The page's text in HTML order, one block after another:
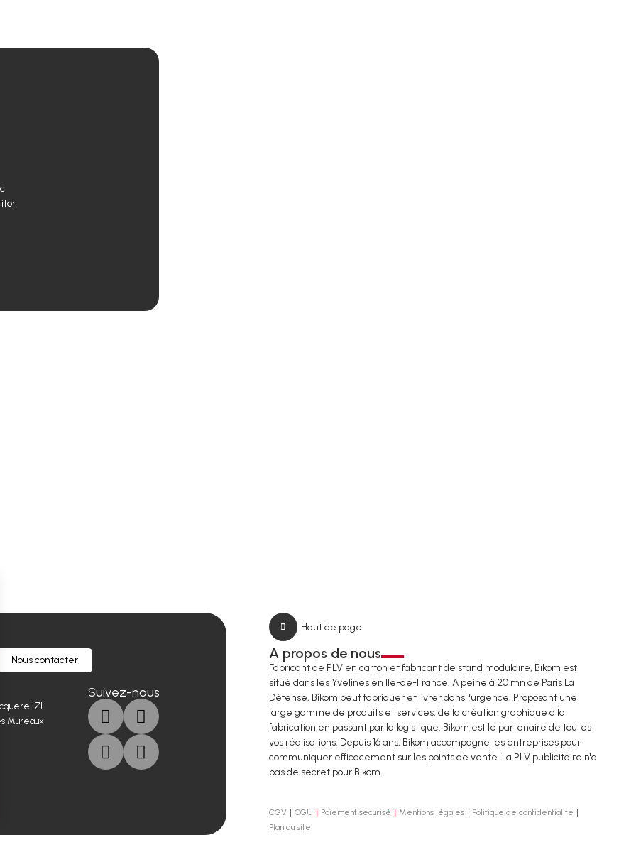
Nous contacter
ZI
Mureaux
Suivez-nous
Haut de page
A propos de nous
Fabricant de PLV en carton et fabricant de stand modulaire, Bikom est
situé dans les Yvelines en Ile-de-France. A peine à 20 mn de Paris La
Défense, Bikom peut fabriquer et livrer dans l'urgence. Proposant une
large gamme de produits et services, de la création graphique à la
fabrication en passant par la logistique. Bikom est le partenaire de toutes
vos réalisations. Depuis 16 ans, Bikom accompagne les entreprises pour
communiquer efficacement sur les points de vente. La PLV publicitaire n'a
pas de secret pour Bikom.
CGV CGU Paiement sécurisé Mentions légales
Politique de confidentialité
Plan du site